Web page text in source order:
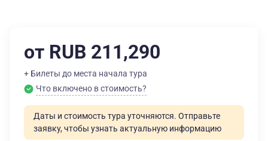
от RUB 211,290
+ Билеты до места начала тура
Что включено в стоимость?
Даты и стоимость тура уточняются. Отправьте
заявку, чтобы узнать актуальную информацию